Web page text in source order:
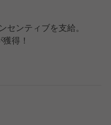
夜勤は基本的になく、
ので生活リズムも整い
間内に片付くことが多
シフトの方にわたせる体
せん。
的にありません。
ンティブを支給。
得！